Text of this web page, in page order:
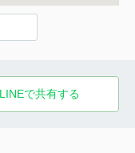
LINEで共有する